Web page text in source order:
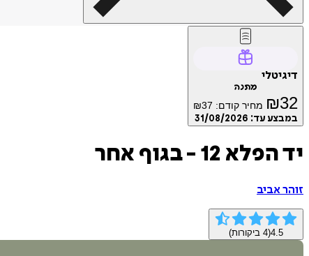
דיגיטלי
מתנה
₪32 מחיר קודם: ₪37
במבצע עד: 31/08/2026
יד הפלא 12 - בגוף אחר
זוהר אביב
4.5
(
4 ביקורות)